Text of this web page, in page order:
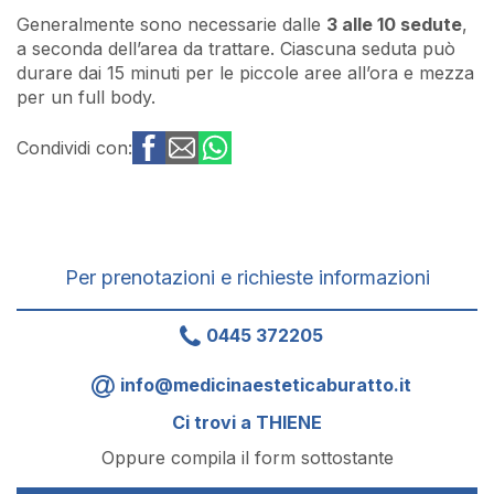
Generalmente sono necessarie dalle 3 alle 10 sedute,
a seconda dell’area da trattare. Ciascuna seduta può
durare dai 15 minuti per le piccole aree all’ora e mezza
per un full body.
Condividi con:
Per prenotazioni e richieste informazioni
0445 372205
info@medicinaesteticaburatto.it
Ci trovi a THIENE
Oppure compila il form sottostante